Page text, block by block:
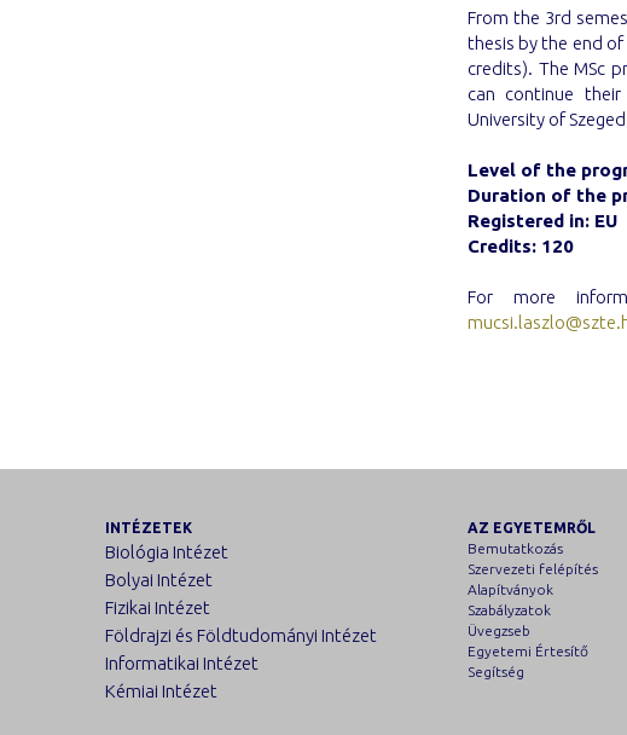
From the 3rd
thesis by the end
credits). The MSc
can continue
University of
Level of the
Duration of the
Registered in: EU
Credits: 120
For more
INTÉZETEK
Biológia Intézet
Bolyai Intézet
Fizikai Intézet
Földrajzi és Földtudományi Intézet
Informatikai Intézet
Kémiai Intézet
AZ EGYETEMRŐL
Bemutatkozás
Szervezeti felépítés
Alapítványok
Szabályzatok
Üvegzseb
Egyetemi Értesítő
Segítség